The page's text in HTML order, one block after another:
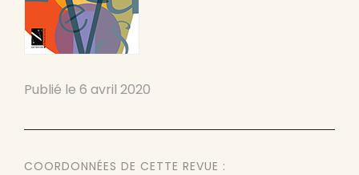
Publié le 6 avril 2020
COORDONNÉES DE CETTE REVUE :